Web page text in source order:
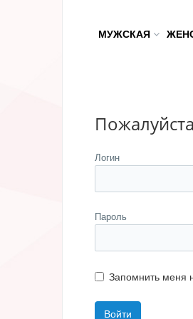
МУЖСКАЯ
Логин
Пароль
Запомнить меня